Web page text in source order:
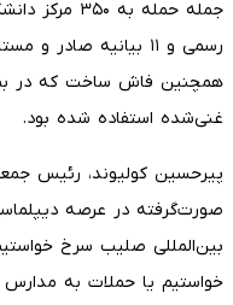
رسمی و ۱۱ بیانیه
همچنین فاش ساخت که در
غنی‌شده استفاده شده بود.
پیرحسین کولیوند، رئیس
صورت‌گرفته در عرصه
بین‌المللی صلیب سرخ
خواستیم یا حملات به مدارس